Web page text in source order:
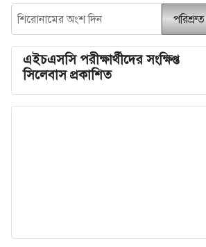
শিরোনামের অংশ দিন
পরিশ্রুত
এইচএসসি পরীক্ষার্থীদের সংক্ষিপ্ত
সিলেবাস প্রকাশিত